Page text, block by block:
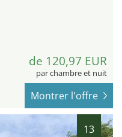
de 120,97 EUR
par chambre et nuit
Montrer l'offre
13